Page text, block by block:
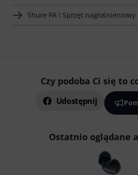
Shure PA i Sprzęt nagłośnieniowy
Czy podoba Ci się to
Udostępnij
Ostatnio oglądane